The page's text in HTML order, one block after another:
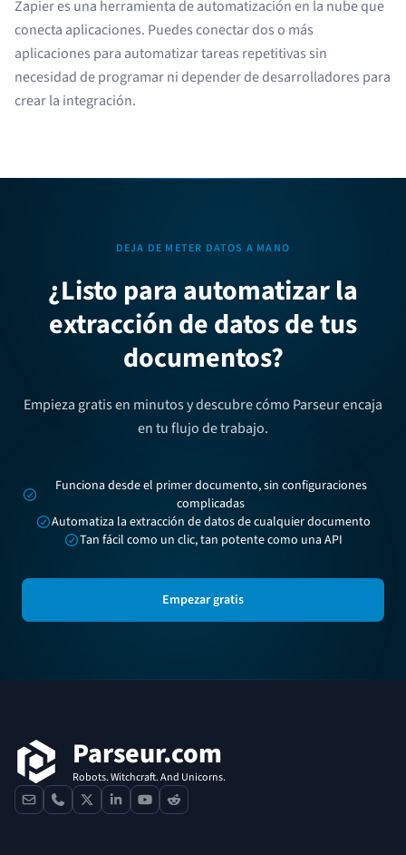
Zapier es una herramienta de automatización en la nube que
conecta aplicaciones. Puedes conectar dos o más
aplicaciones para automatizar tareas repetitivas sin
necesidad de programar ni depender de desarrolladores para
crear la integración.
DEJA DE METER DATOS A MANO
¿Listo para automatizar la
extracción de datos de tus
documentos?
Empieza gratis en minutos y descubre cómo Parseur encaja
en tu flujo de trabajo.
Funciona desde el primer documento, sin configuraciones
complicadas
Automatiza la extracción de datos de cualquier documento
Tan fácil como un clic, tan potente como una API
Empezar gratis
Parseur.com
Robots. Witchcraft. And Unicorns.
contactphone
x linkedinyoutube
reddit